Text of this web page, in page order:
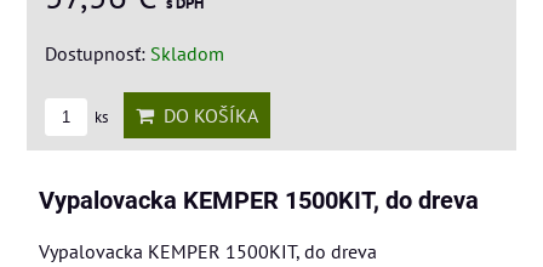
Dostupnosť: Skladom
ks DO KOŠÍKA
Vypalovacka KEMPER 1500KIT, do dreva
Vypalovacka KEMPER 1500KIT, do dreva